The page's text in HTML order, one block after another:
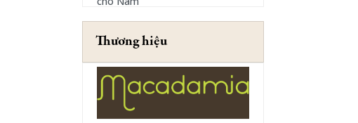
Thương hiệu